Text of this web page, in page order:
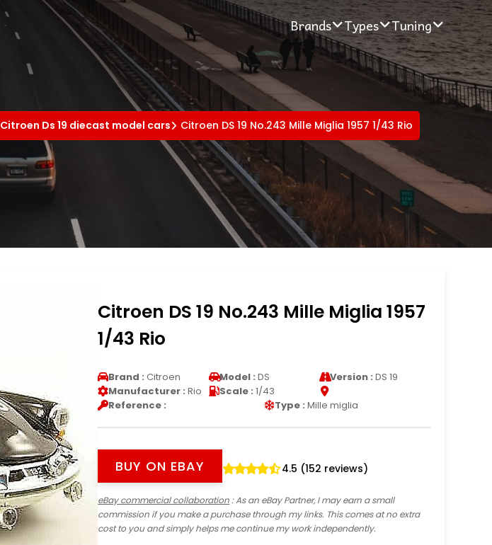
Brands Types Tuning
Citroen Ds 19 diecast model cars Citroen DS 19 No.243 Mille Miglia 1957 1/43 Rio
Citroen DS 19 No.243 Mille Miglia 1957
1/43 Rio
Brand : Citroen Model : DS Version : DS 19
Manufacturer : Rio Scale : 1/43
Reference :
Type : Mille miglia
BUY ON EBAY 4.5 (152 reviews)
eBay commercial collaboration: As an eBay Partner, I may earn a small
commission if you make a purchase through my links. This comes at no extra
cost to you and simply helps me continue my work independently.